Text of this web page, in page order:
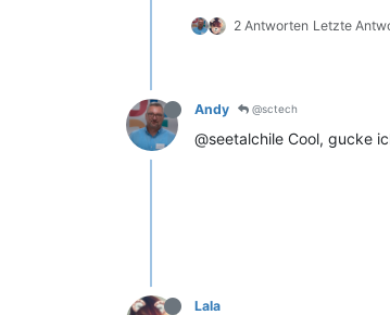
2 Antworten Letzte
Andy @sctech
@seetalchile Cool, gucke
Lala